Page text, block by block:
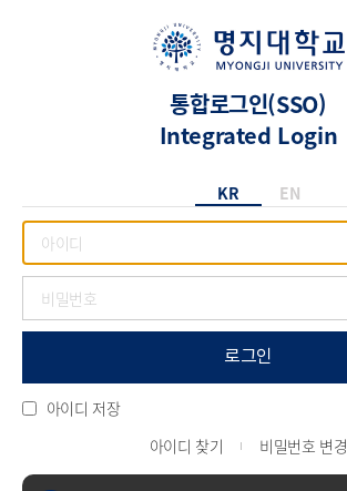
통합로그인(SSO)
Integrated Login
KR EN
로그인
아이디 저장
아이디 찾기
비밀번호 변경